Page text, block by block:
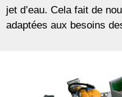
jet d’eau. Cela fait de
adaptées aux besoins